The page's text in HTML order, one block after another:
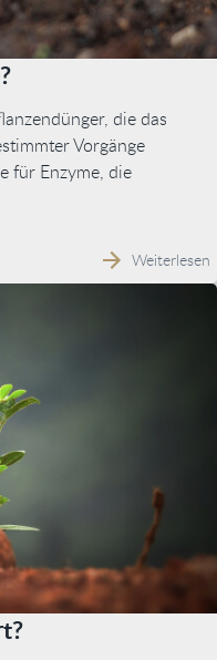
die das
Vorgänge
für Enzyme, die
Weiterlesen